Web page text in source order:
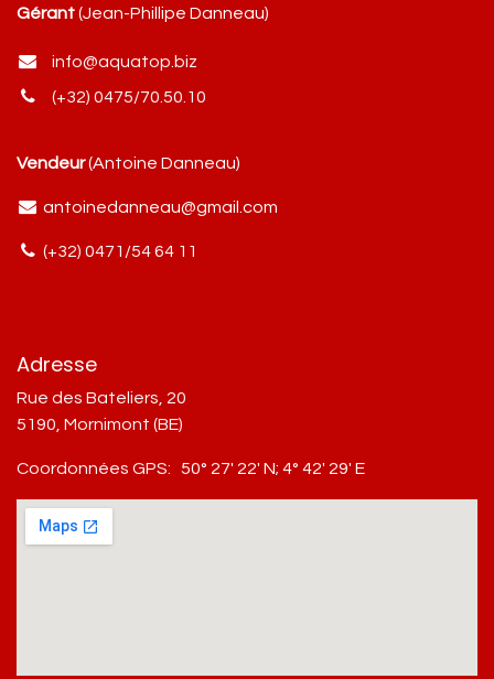
Gérant(Jean-Phillipe Danneau)
info@aquatop.biz
(+32) 0475/70.50.10
Vendeur(Antoine Danneau)
antoinedanneau@gmail.com
(+32) 0471/54 64 11
Adresse
Rue des Bateliers, 20
5190, Mornimont (BE)
Coordonnées GPS: 50° 27' 22' N; 4° 42' 29' E